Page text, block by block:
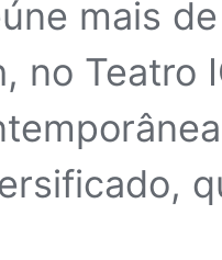
mais
no Teatro